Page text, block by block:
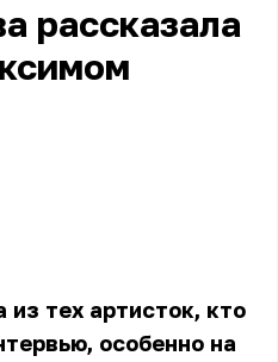
рассказала
из тех артисток, кто
особенно на